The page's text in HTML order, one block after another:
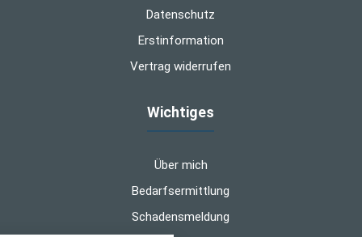
Datenschutz
Erstinformation
Vertrag widerrufen
Wichtiges
Über mich
Bedarfsermittlung
Schadensmeldung